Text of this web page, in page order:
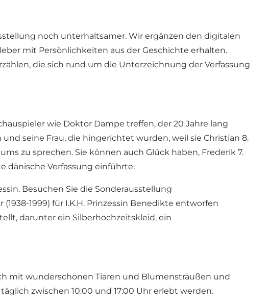
noch unterhaltsamer. Wir ergänzen den digitalen
mit Persönlichkeiten aus der Geschichte erhalten.
die sich rund um die Unterzeichnung der Verfassung
wie Doktor Dampe treffen, der 20 Jahre lang
seine Frau, die hingerichtet wurden, weil sie Christian 8.
zu sprechen. Sie können auch Glück haben, Frederik 7.
dänische Verfassung einführte.
Besuchen Sie die Sonderausstellung
1999) für I.K.H. Prinzessin Benedikte entworfen
darunter ein Silberhochzeitskleid, ein
mit wunderschönen Tiaren und Blumensträußen und
zwischen 10:00 und 17:00 Uhr erlebt werden.